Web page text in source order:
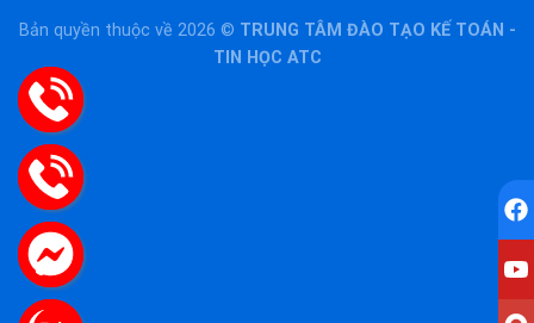
Bản quyền thuộc về 2026 © TRUNG TÂM ĐÀO TẠO KẾ TOÁN -
TIN HỌC ATC